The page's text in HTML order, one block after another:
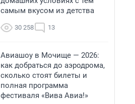
самым вкусом из детства
30 258 13
Авиашоу в Мочище — 2026:
как добраться до аэродрома,
сколько стоят билеты и
полная программа
фестиваля «Вива Авиа!»